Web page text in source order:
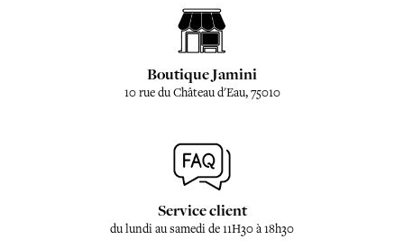
Boutique Jamini
10 rue du Château d'Eau, 75010
Service client
du lundi au samedi de 11H30 à 18h30